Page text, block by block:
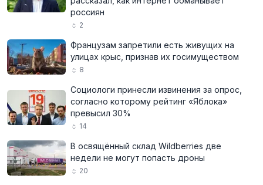
россиян
2
Французам запретили есть живущих на
улицах крыс, признав их госимуществом
8
Социологи принесли извинения за опрос,
согласно которому рейтинг «Яблока»
превысил 30%
14
В освящённый склад Wildberries две
недели не могут попасть дроны
20